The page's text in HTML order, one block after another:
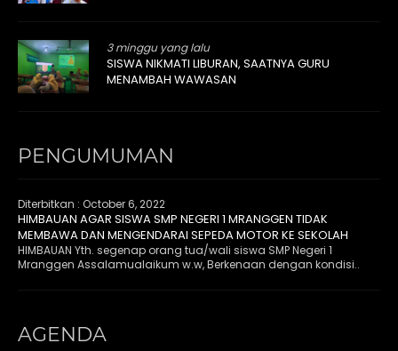
3 minggu yang lalu
SISWA NIKMATI LIBURAN, SAATNYA GURU
MENAMBAH WAWASAN
PENGUMUMAN
Diterbitkan : October 6, 2022
HIMBAUAN AGAR SISWA SMP NEGERI 1 MRANGGEN TIDAK
MEMBAWA DAN MENGENDARAI SEPEDA MOTOR KE SEKOLAH
HIMBAUAN Yth. segenap orang tua/wali siswa SMP Negeri 1
Mranggen Assalamualaikum w.w, Berkenaan dengan kondisi..
AGENDA